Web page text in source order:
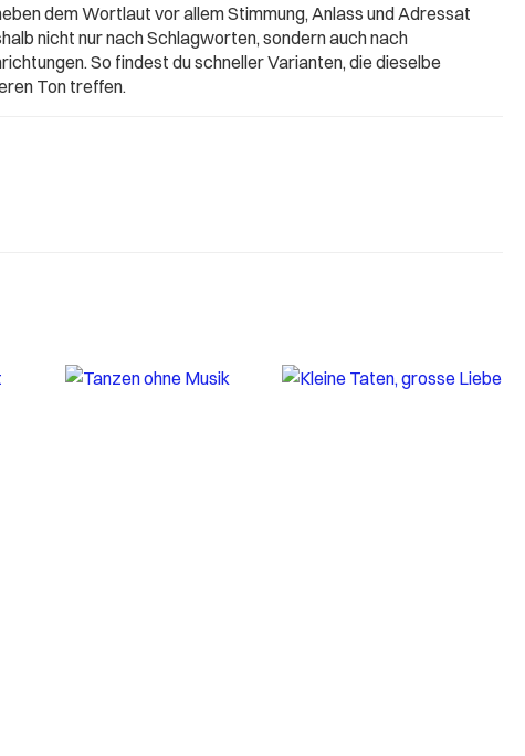
dem Wortlaut vor allem Stimmung, Anlass und Adressat
nicht nur nach Schlagworten, sondern auch nach
So findest du schneller Varianten, die dieselbe
Ton treffen.